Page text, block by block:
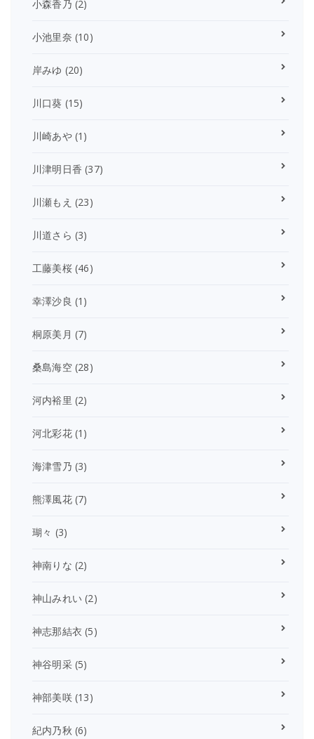
小森香乃 (2)
小池里奈 (10)
岸みゆ (20)
川口葵 (15)
川崎あや(1)
川津明日香 (37)
川瀬もえ (23)
川道さら (3)
工藤美桜(46)
幸澤沙良 (1)
桐原美月 (7)
桑島海空(28)
河内裕里 (2)
河北彩花(1)
海津雪乃 (3)
熊澤風花(7)
瑚々 (3)
神南りな (2)
神山みれい (2)
神志那結衣 (5)
神谷明采(5)
神部美咲(13)
紀内乃秋 (6)